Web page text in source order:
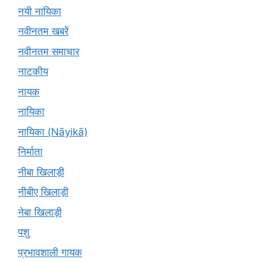
नयी नायिका
नवीनतम खबरें
नवीनतम समाचार
नाटकीय
नायक
नायिका
नायिका (Nāyikā)
निर्माता
नीबा खिलाड़ी
नीबीए खिलाड़ी
नेबा खिलाड़ी
पशु
प्रभावशाली गायक